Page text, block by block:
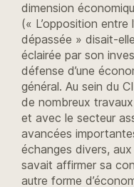
dimension
(« L’opposition entre
dépassée » disait-
éclairée par son
défense d’une
général. Au sein du
de nombreux
et avec le secteur
avancées
échanges divers,
savait affirmer sa
autre forme